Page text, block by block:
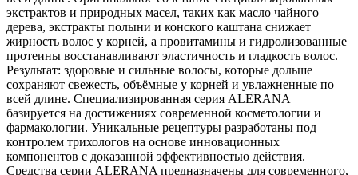
экстрактов и природных масел, таких как масло чайного
дерева, экстракты полыни и конского каштана снижает
жирность волос у корней, а провитамины и гидролизованные
протеины восстанавливают эластичность и гладкость волос.
Результат: здоровые и сильные волосы, которые дольше
сохраняют свежесть, объёмные у корней и увлажненные по
всей длине. Специализированная серия ALERANA
базируется на достижениях современной косметологии и
фармакологии. Уникальные рецептуры разработаны под
контролем трихологов на основе инновационных
компонентов с доказанной эффективностью действия.
Средства серии ALERANA предназначены для современного,